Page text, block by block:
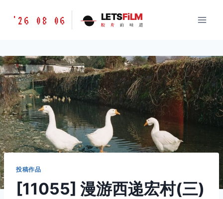
胶
味
道
LETSFILM
'26 08 06 LETSFiLM
胶 片 的 味 道
投稿作品
[11055] 漫游西递宏村(三)